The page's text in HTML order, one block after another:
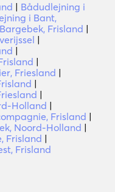
| Bådudlejning i
i Bant,
Frisland |
|
|
|
Friesland |
|
|
Holland |
Frisland |
Noord-Holland |
Frisland |
Frisland